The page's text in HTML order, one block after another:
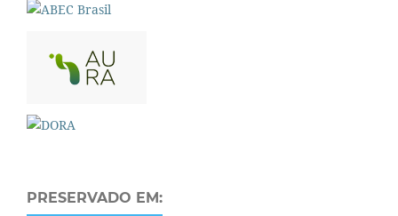
PRESERVADO EM: